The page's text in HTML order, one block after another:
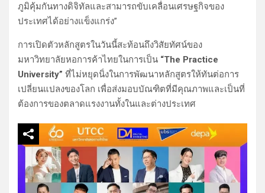
ภูมิคุ้มกันทางดิจิทัลและสามารถขับเคลื่อนเศรษฐกิจของ
ประเทศได้อย่างแข็งแกร่ง”
การเปิดตัวหลักสูตรในวันนี้สะท้อนถึงวิสัยทัศน์ของ
มหาวิทยาลัยหอการค้าไทยในการเป็น “The Practice
University” ที่ไม่หยุดนิ่งในการพัฒนาหลักสูตรให้ทันต่อการ
เปลี่ยนแปลงของโลก เพื่อส่งมอบบัณฑิตที่มีคุณภาพและเป็นที่
ต้องการของตลาดแรงงานทั้งในและต่างประเทศ